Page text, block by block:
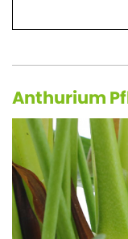
Anthurium